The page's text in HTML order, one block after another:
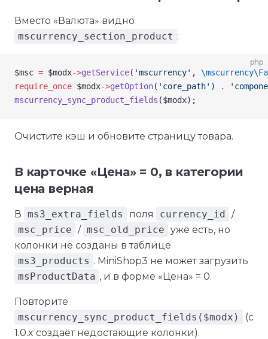
Вместо «Валюта» видно
mscurrency_section_product :
php
$msc = $modx->getService( 'mscurrency' ,
require_once $modx->getOption( 'core_path' ) .
mscurrency_sync_product_fields ($modx);
Очистите кэш и обновите страницу товара.
В карточке «Цена» = 0, в категории
цена верная
В ms3_extra_fields поля currency_id /
msc_price / msc_old_price уже есть, но
колонки не созданы в таблице
ms3_products . MiniShop3 не может загрузить
msProductData , и в форме «Цена» = 0.
Повторите
mscurrency_sync_product_fields($modx)
(с
1.0.x создаёт недостающие колонки).